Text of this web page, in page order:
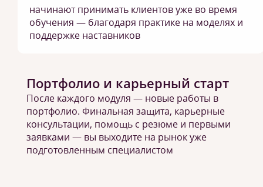
начинают принимать клиентов уже во время
обучения — благодаря практике на моделях и
поддержке наставников
Портфолио и карьерный старт
После каждого модуля — новые работы в
портфолио. Финальная защита, карьерные
консультации, помощь с резюме и первыми
заявками — вы выходите на рынок уже
подготовленным специалистом